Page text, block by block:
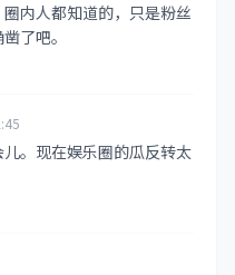
内人都知道的，只是粉丝
了吧。
。现在娱乐圈的瓜反转太